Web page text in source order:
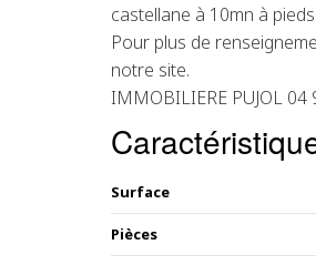
castellane à 10mn à pieds.
Pour plus de
notre site.
IMMOBILIERE PUJOL
Surface
Pièces